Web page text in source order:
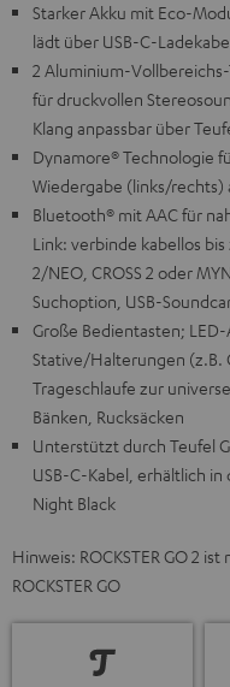
Starker Akku mit Eco-
lädt über USB-C-
2 Aluminium-
für druckvollen
Klang anpassbar über
Dynamore® Technologie
Wiedergabe (links/rechts)
Bluetooth® mit AAC für
Link: verbinde kabellos bis
2/NEO, CROSS 2 oder
Suchoption, USB-
Große Bedientasten;
Stative/Halterungen (z.B.
Trageschlaufe zur
Bänken, Rucksäcken
Unterstützt durch Teufel
USB-C-Kabel, erhältlich in
Night Black
Hinweis: ROCKSTER GO 2
ROCKSTER GO